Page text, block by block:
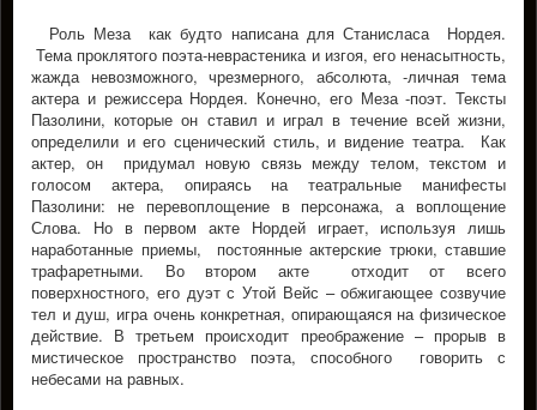
Роль Меза как будто написана для Станисласа Нордея.
Тема проклятого поэта-неврастеника и изгоя, его ненасытность,
жажда невозможного, чрезмерного, абсолюта, -личная тема
актера и режиссера Нордея. Конечно, его Меза -поэт. Тексты
Пазолини, которые он ставил и играл в течение всей жизни,
определили и его сценический стиль, и видение театра. Как
актер, он придумал новую связь между телом, текстом и
голосом актера, опираясь на театральные манифесты
Пазолини: не перевоплощение в персонажа, а воплощение
Слова. Но в первом акте Нордей играет, используя лишь
наработанные приемы, постоянные актерские трюки, ставшие
трафаретными. Во втором акте отходит от всего
поверхностного, его дуэт с Утой Вейс – обжигающее созвучие
тел и душ, игра очень конкретная, опирающаяся на физическое
действие. В третьем происходит преображение – прорыв в
мистическое пространство поэта, способного говорить с
небесами на равных.